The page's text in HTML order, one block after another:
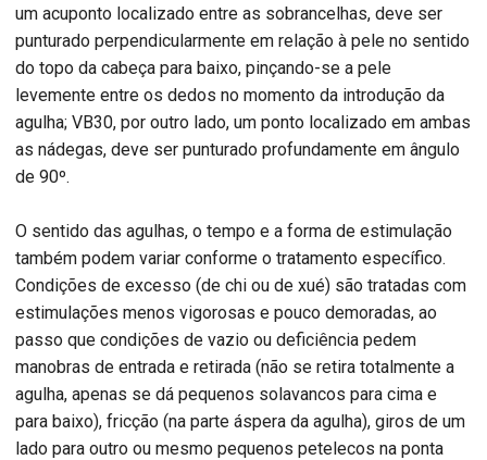
um acuponto localizado entre as sobrancelhas, deve ser
punturado perpendicularmente em relação à pele no sentido
do topo da cabeça para baixo, pinçando-se a pele
levemente entre os dedos no momento da introdução da
agulha; VB30, por outro lado, um ponto localizado em ambas
as nádegas, deve ser punturado profundamente em ângulo
de 90º.
O sentido das agulhas, o tempo e a forma de estimulação
também podem variar conforme o tratamento específico.
Condições de excesso (de chi ou de xué) são tratadas com
estimulações menos vigorosas e pouco demoradas, ao
passo que condições de vazio ou deficiência pedem
manobras de entrada e retirada (não se retira totalmente a
agulha, apenas se dá pequenos solavancos para cima e
para baixo), fricção (na parte áspera da agulha), giros de um
lado para outro ou mesmo pequenos petelecos na ponta